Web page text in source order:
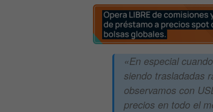
«En especial
siendo trasladadas
observamos con
precios en todo el